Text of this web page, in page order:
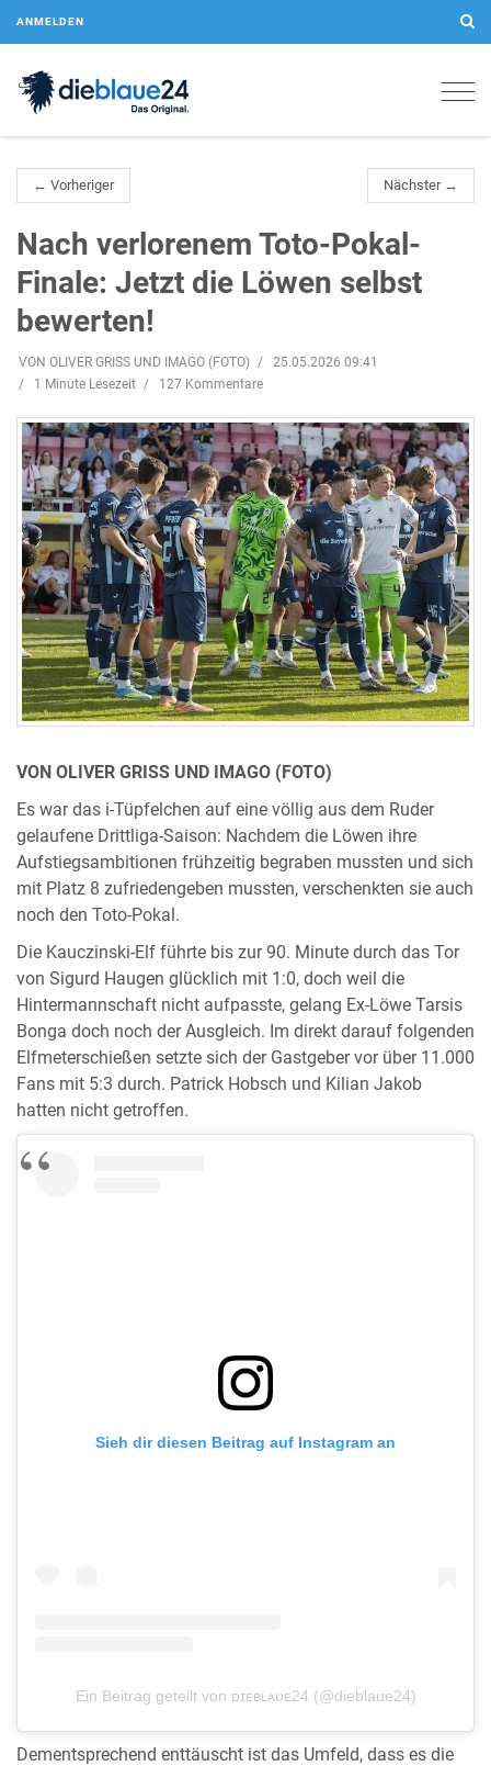
ANMELDEN
← Vorheriger Nächster →
Nach verlorenem Toto-Pokal-
Finale: Jetzt die Löwen selbst
bewerten!
VON OLIVER GRISS UND IMAGO (FOTO)
25.05.2026 09:41
1 Minute Lesezeit
127 Kommentare
VON OLIVER GRISS UND IMAGO (FOTO)
Es war das i-Tüpfelchen auf eine völlig aus dem Ruder
gelaufene Drittliga-Saison: Nachdem die Löwen ihre
Aufstiegsambitionen frühzeitig begraben mussten und sich
mit Platz 8 zufriedengeben mussten, verschenkten sie auch
noch den Toto-Pokal.
Die Kauczinski-Elf führte bis zur 90. Minute durch das Tor
von Sigurd Haugen glücklich mit 1:0, doch weil die
Hintermannschaft nicht aufpasste, gelang Ex-Löwe Tarsis
Bonga doch noch der Ausgleich. Im direkt darauf folgenden
Elfmeterschießen setzte sich der Gastgeber vor über 11.000
Fans mit 5:3 durch. Patrick Hobsch und Kilian Jakob
hatten nicht getroffen.
Sieh dir diesen Beitrag auf Instagram an
Ein Beitrag geteilt von ᴅɪᴇʙʟᴀᴜᴇ24 (@dieblaue24)
Dementsprechend enttäuscht ist das Umfeld, dass es die